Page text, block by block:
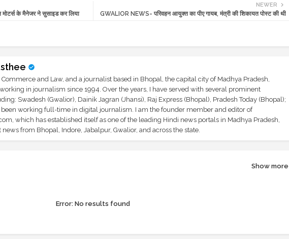
NEWER
GWALIOR NEWS- परिवहन आयुक्त का पीए गायब, मंत्री की शिकायत पोस्ट की थी
के मैनेजर ने सुसाइड कर लिया
and Law, and a journalist based in Bhopal, the capital city of Madhya Pradesh,
in journalism since 1994. Over the years, I have served with several prominent
Swadesh (Gwalior), Dainik Jagran (Jhansi), Raj Express (Bhopal), Pradesh Today (Bhopal);
been working full-time in digital journalism. I am the founder member and editor of
which has established itself as one of the leading Hindi news portals in Madhya Pradesh,
from Bhopal, Indore, Jabalpur, Gwalior, and across the state.
Show more
Error:No results found